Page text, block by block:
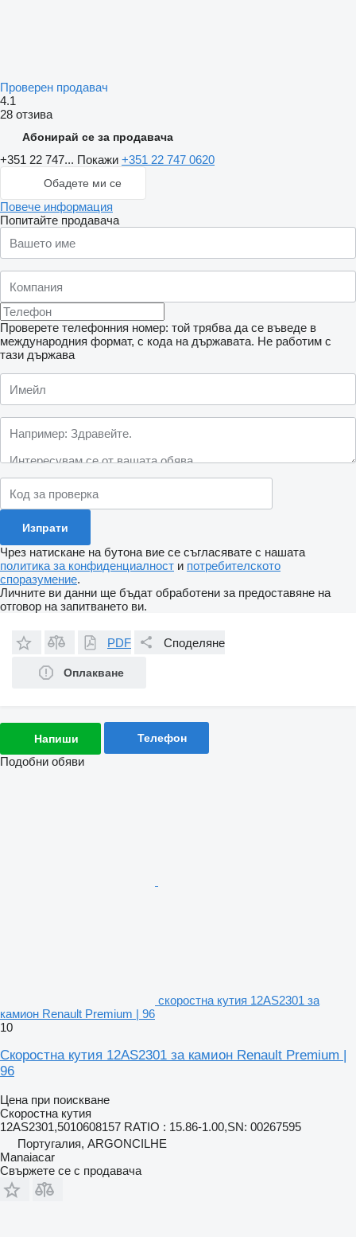
Проверен продавач
4.1
28 отзива
Абонирай се за продавача
+351 22 747... Покажи +351 22 747 0620
Обадете ми се
Повече информация
Попитайте продавача
Проверете телефонния номер: той трябва да се въведе в
международния формат, с кода на държавата. Не работим с
тази държава
Чрез натискане на бутона вие се съгласявате с нашата
политика за конфиденциалност и потребителското
споразумение.
Личните ви данни ще бъдат обработени за предоставяне на
отговор на запитването ви.
PDF Споделяне
Оплакване
Напиши Телефон
Подобни обяви
скоростна кутия 12AS2301 за
камион Renault Premium | 96
10
Скоростна кутия 12AS2301 за камион Renault Premium |
96
Цена при поискване
Скоростна кутия
12AS2301,5010608157 RATIO : 15.86-1.00,SN: 00267595
Португалия, ARGONCILHE
Manaiacar
Свържете се с продавача